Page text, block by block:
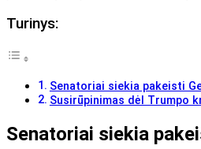
Turinys:
Senatoriai siekia pakeisti
Susirūpinimas dėl Trumpo
Senatoriai siekia